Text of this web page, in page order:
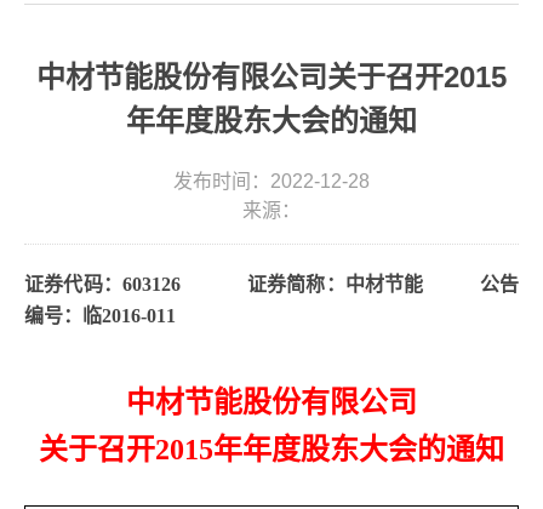
中材节能股份有限公司关于召开2015
年年度股东大会的通知
发布时间：2022-12-28
来源：
证券代码：603126 证券简称： 中材节能
公告
编号：
临2016-011
中材节能股份有限公司
关于召开2015年年度股东大会的通知